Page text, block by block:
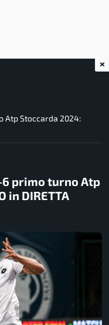
Atp Stoccarda 2024:
6 primo turno Atp
in DIRETTA
×